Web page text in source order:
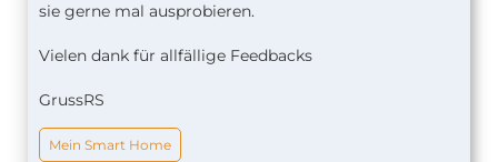
sie gerne mal ausprobieren.
Vielen dank für allfällige Feedbacks
GrussRS
Mein Smart Home